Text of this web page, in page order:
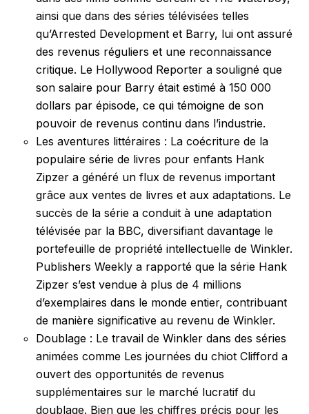
ainsi que dans des séries télévisées telles
qu’Arrested Development et Barry, lui ont assuré
des revenus réguliers et une reconnaissance
critique. Le Hollywood Reporter a souligné que
son salaire pour Barry était estimé à 150 000
dollars par épisode, ce qui témoigne de son
pouvoir de revenus continu dans l’industrie.
Les aventures littéraires : La coécriture de la
populaire série de livres pour enfants Hank
Zipzer a généré un flux de revenus important
grâce aux ventes de livres et aux adaptations. Le
succès de la série a conduit à une adaptation
télévisée par la BBC, diversifiant davantage le
portefeuille de propriété intellectuelle de Winkler.
Publishers Weekly a rapporté que la série Hank
Zipzer s’est vendue à plus de 4 millions
d’exemplaires dans le monde entier, contribuant
de manière significative au revenu de Winkler.
Doublage : Le travail de Winkler dans des séries
animées comme Les journées du chiot Clifford a
ouvert des opportunités de revenus
supplémentaires sur le marché lucratif du
doublage. Bien que les chiffres précis pour les